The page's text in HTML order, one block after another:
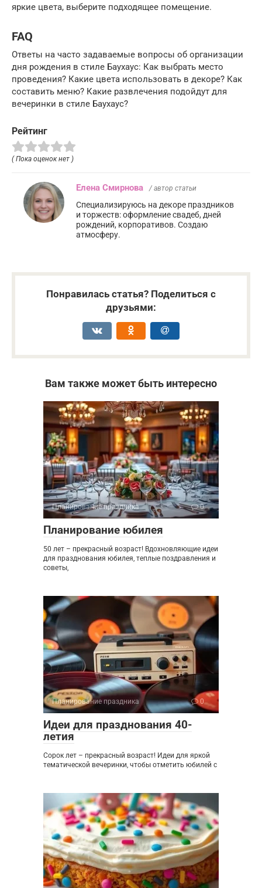
яркие цвета, выберите подходящее помещение.
FAQ
Ответы на часто задаваемые вопросы об организации
дня рождения в стиле Баухаус: Как выбрать место
проведения? Какие цвета использовать в декоре? Как
составить меню? Какие развлечения подойдут для
вечеринки в стиле Баухаус?
Рейтинг
( Пока оценок нет )
Елена Смирнова / автор статьи
Специализируюсь на декоре праздников
и торжеств: оформление свадеб, дней
рождений, корпоративов. Создаю
атмосферу.
Понравилась статья? Поделиться с
друзьями:
Вам также может быть интересно
Планирование праздника 0
Планирование юбилея
50 лет – прекрасный возраст! Вдохновляющие идеи
для празднования юбилея, теплые поздравления и
советы,
Планирование праздника 0
Идеи для празднования 40-
летия
Сорок лет – прекрасный возраст! Идеи для яркой
тематической вечеринки, чтобы отметить юбилей с